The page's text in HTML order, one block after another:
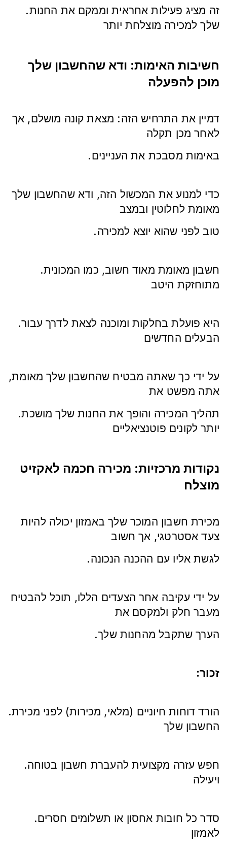
.זה מציג פעילות אחראית וממקם את החנות
שלך למכירה מוצלחת יותר
חשיבות האימות: ודא שהחשבון שלך
מוכן להפעלה
דמיין את התרחיש הזה: מצאת קונה מושלם, אך
לאחר מכן תקלה
.באימות מסבכת את העניינים
כדי למנוע את המכשול הזה, ודא שהחשבון שלך
מאומת לחלוטין ובמצב
.טוב לפני שהוא יוצא למכירה
.חשבון מאומת מאוד חשוב, כמו המכונית
מתוחזקת היטב
.היא פועלת בחלקות ומוכנה לצאת לדרך עבור
הבעלים החדשים
על ידי כך שאתה מבטיח שהחשבון שלך מאומת,
אתה מפשט את
.תהליך המכירה והופך את החנות שלך מושכת
יותר לקונים פוטנציאליים
נקודות מרכזיות: מכירה חכמה לאקזיט
מוצלח
מכירת חשבון המוכר שלך באמזון יכולה להיות
צעד אסטרטגי, אך חשוב
.לגשת אליו עם ההכנה הנכונה
על ידי עקיבה אחר הצעדים הללו, תוכל להבטיח
מעבר חלק ולמקסם את
.הערך שתקבל מהחנות שלך
:זכור
.הורד דוחות חיוניים (מלאי, מכירות) לפני מכירת
החשבון שלך
.חפש עזרה מקצועית להעברת חשבון בטוחה
ויעילה
.סדר כל חובות אחסון או תשלומים חסרים
לאמזון